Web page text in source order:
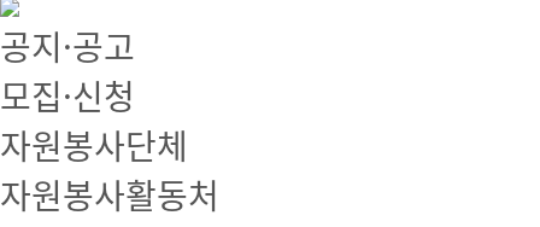
공지·공고
모집·신청
자원봉사단체
자원봉사활동처